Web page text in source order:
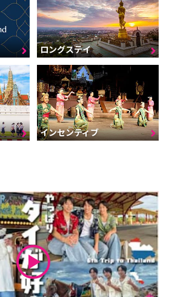
ロングステイ
インセンティブ